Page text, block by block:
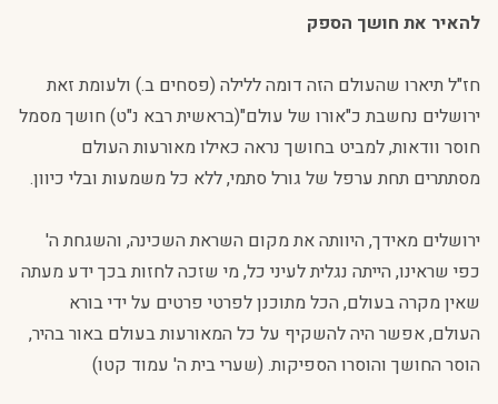
להאיר את חושך הספק
חז"ל תיארו שהעולם הזה דומה ללילה (פסחים ב.) ולעומת זאת
ירושלים נחשבת כ"אורו של עולם"(בראשית רבא נ"ט) חושך מסמל
חוסר וודאות, למביט בחושך נראה כאילו מאורעות העולם
מסתתרים תחת ערפל של גורל סתמי, ללא כל משמעות ובלי כיוון.
ירושלים מאידך, היוותה את מקום השראת השכינה, והשגחת ה'
כפי שראינו, הייתה נגלית לעיני כל, מי שזכה לחזות בכך ידע מעתה
שאין מקרה בעולם, הכל מתוכנן לפרטי פרטים על ידי בורא
העולם, אפשר היה להשקיף על כל המאורעות בעולם באור בהיר,
הוסר החושך והוסרו הספיקות. (שערי בית ה' עמוד קטו)